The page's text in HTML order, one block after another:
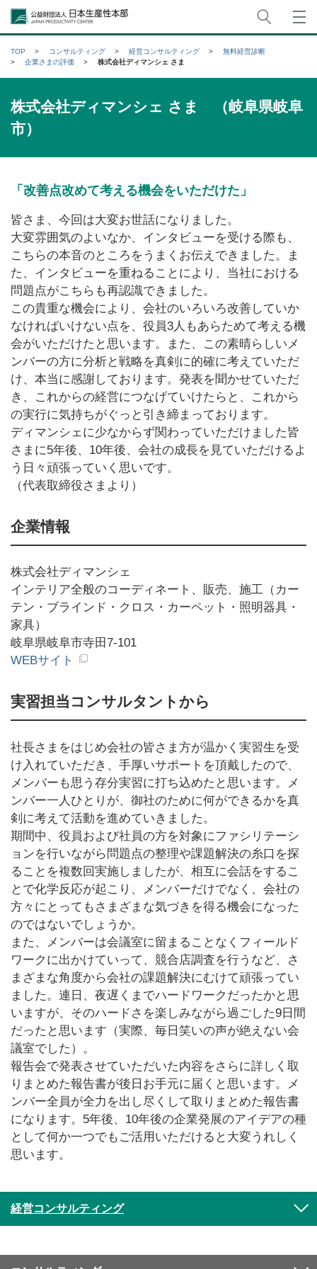
公益財団法人日本生産性本部
TOP コンサルティング 経営コンサルティング
無料経営診断
企業さまの評価
株式会社ディマンシェ さま
株式会社ディマンシェ さま （岐阜県岐阜
市）
「改善点改めて考える機会をいただけた」
皆さま、今回は大変お世話になりました。
大変雰囲気のよいなか、インタビューを受ける際も、
こちらの本音のところをうまくお伝えできました。ま
た、インタビューを重ねることにより、当社における
問題点がこちらも再認識できました。
この貴重な機会により、会社のいろいろ改善していか
なければいけない点を、役員3人もあらためて考える機
会がいただけたと思います。また、この素晴らしいメ
ンバーの方に分析と戦略を真剣に的確に考えていただ
け、本当に感謝しております。発表を聞かせていただ
き、これからの経営につなげていけたらと、これから
の実行に気持ちがぐっと引き締まっております。
ディマンシェに少なからず関わっていただけました皆
さまに5年後、10年後、会社の成長を見ていただけるよ
う日々頑張っていく思いです。
（代表取締役さまより）
企業情報
株式会社ディマンシェ
インテリア全般のコーディネート、販売、施工（カー
テン・ブラインド・クロス・カーペット・照明器具・
家具）
岐阜県岐阜市寺田7-101
WEBサイト
実習担当コンサルタントから
社長さまをはじめ会社の皆さま方が温かく実習生を受
け入れていただき、手厚いサポートを頂戴したので、
メンバーも思う存分実習に打ち込めたと思います。メ
ンバー一人ひとりが、御社のために何ができるかを真
剣に考えて活動を進めていきました。
期間中、役員および社員の方を対象にファシリテーシ
ョンを行いながら問題点の整理や課題解決の糸口を探
ることを複数回実施しましたが、相互に会話をするこ
とで化学反応が起こり、メンバーだけでなく、会社の
方々にとってもさまざまな気づきを得る機会になった
のではないでしょうか。
また、メンバーは会議室に留まることなくフィールド
ワークに出かけていって、競合店調査を行うなど、さ
まざまな角度から会社の課題解決にむけて頑張ってい
ました。連日、夜遅くまでハードワークだったかと思
いますが、そのハードさを楽しみながら過ごした9日間
だったと思います（実際、毎日笑いの声が絶えない会
議室でした）。
報告会で発表させていただいた内容をさらに詳しく取
りまとめた報告書が後日お手元に届くと思います。メ
ンバー全員が全力を出し尽くして取りまとめた報告書
になります。5年後、10年後の企業発展のアイデアの種
として何か一つでもご活用いただけると大変うれしく
思います。
経営コンサルティング